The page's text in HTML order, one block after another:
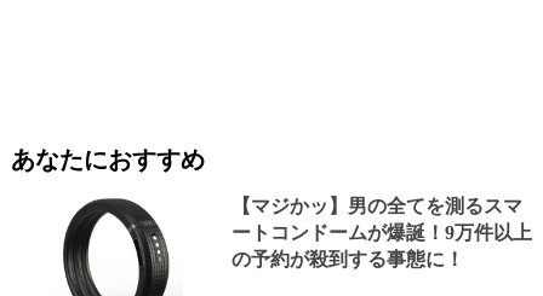
あなたにおすすめ
【マジかッ】男の全てを測るスマ
ートコンドームが爆誕！9万件以上
の予約が殺到する事態に！